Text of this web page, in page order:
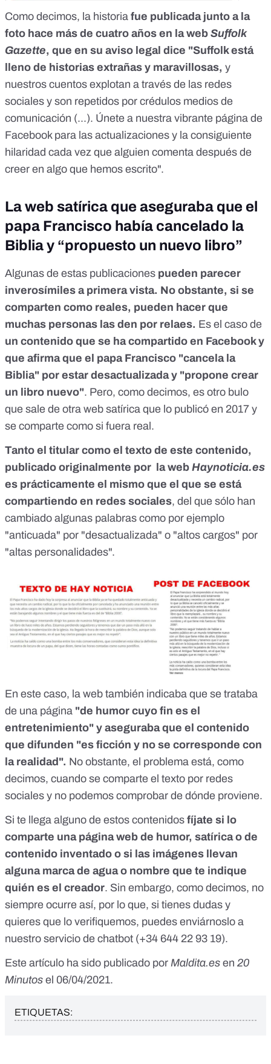
Como decimos, la historia fue publicada junto a la
foto hace más de cuatro años en la web Suffolk
Gazette, que en su aviso legal dice "Suffolk está
lleno de historias extrañas y maravillosas, y
nuestros cuentos explotan a través de las redes
sociales y son repetidos por crédulos medios de
comunicación (...). Únete a nuestra vibrante página de
Facebook para las actualizaciones y la consiguiente
hilaridad cada vez que alguien comenta después de
creer en algo que hemos escrito".
La web satírica que aseguraba que el
papa Francisco había cancelado la
Biblia y “propuesto un nuevo libro”
Algunas de estas publicaciones pueden parecer
inverosímiles a primera vista. No obstante, si se
comparten como reales, pueden hacer que
muchas personas las den por relaes. Es el caso de
un contenido que se ha compartido en Facebook y
que afirma que el papa Francisco "cancela la
Biblia" por estar desactualizada y "propone crear
un libro nuevo". Pero, como decimos, es otro bulo
que sale de otra web satírica que lo publicó en 2017 y
se comparte como si fuera real.
Tanto el titular como el texto de este contenido,
publicado originalmente por la web Haynoticia.es
es prácticamente el mismo que el que se está
compartiendo en redes sociales, del que sólo han
cambiado algunas palabras como por ejemplo
"anticuada" por "desactualizada" o "altos cargos" por
"altas personalidades".
En este caso, la web también indicaba que se trataba
de una página "de humor cuyo fin es el
entretenimiento" y aseguraba que el contenido
que difunden "es ficción y no se corresponde con
la realidad". No obstante, el problema está, como
decimos, cuando se comparte el texto por redes
sociales y no podemos comprobar de dónde proviene.
Si te llega alguno de estos contenidos fíjate si lo
comparte una página web de humor, satírica o de
contenido inventado o si las imágenes llevan
alguna marca de agua o nombre que te indique
quién es el creador. Sin embargo, como decimos, no
siempre ocurre así, por lo que, si tienes dudas y
quieres que lo verifiquemos, puedes enviárnoslo a
nuestro servicio de chatbot (+34 644 22 93 19).
Este artículo ha sido publicado por Maldita.es en 20
Minutos el 06/04/2021.
ETIQUETAS: